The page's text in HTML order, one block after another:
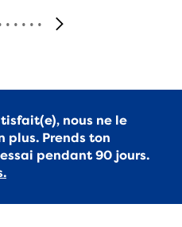
nous ne le
plus. Prends ton
pendant 90 jours.